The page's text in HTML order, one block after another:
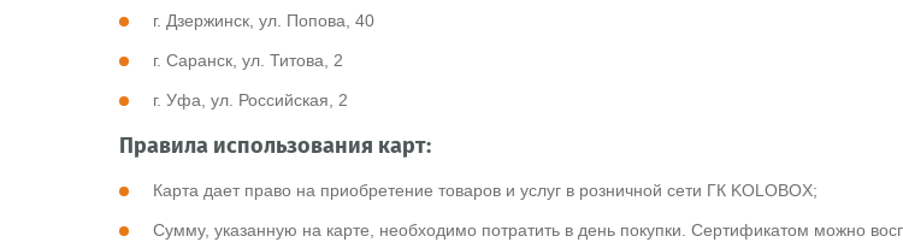
г. Дзержинск, ул. Попова, 40
г. Саранск, ул. Титова, 2
г. Уфа, ул. Российская, 2
Правила использования карт:
Карта дает право на приобретение товаров и услуг в розничной сети ГК KOLOBOX;
Сумму, указанную на карте, необходимо потратить в день покупки. Сертификатом можно